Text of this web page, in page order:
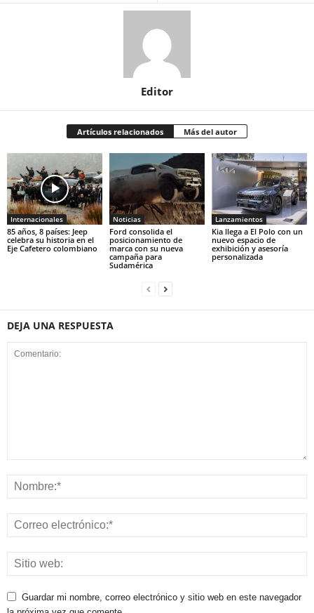
Editor
Artículos relacionados Más del autor
Internacionales
85 años, 8 países: Jeep
celebra su historia en el
Eje Cafetero colombiano
Noticias
Ford consolida el
posicionamiento de
marca con su nueva
campaña para
Sudamérica
Lanzamientos
Kia llega a El Polo con un
nuevo espacio de
exhibición y asesoría
personalizada
DEJA UNA RESPUESTA
Guardar mi nombre, correo electrónico y sitio web en este navegador